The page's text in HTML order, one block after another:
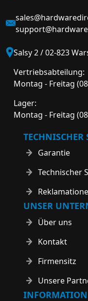
Salsy 2 / 02-823
Vertriebsabteilung:
Montag - Freitag
Lager:
Montag - Freitag
TECHNISCHER
Garantie
Technischer
UNSER
Über uns
Kontakt
Firmensitz
Unsere